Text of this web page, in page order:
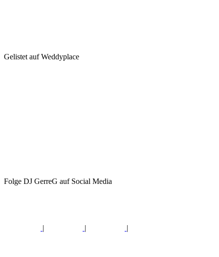
Gelistet auf Weddyplace
Folge DJ GerreG auf Social Media
| | |